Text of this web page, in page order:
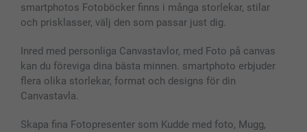
smartphotos Fotoböcker finns i många storlekar, stilar
och prisklasser, välj den som passar just dig.
Inred med personliga Canvastavlor, med Foto på canvas
kan du föreviga dina bästa minnen. smartphoto erbjuder
flera olika storlekar, format och designs för din
Canvastavla.
Skapa fina Fotopresenter som Kudde med foto, Mugg,